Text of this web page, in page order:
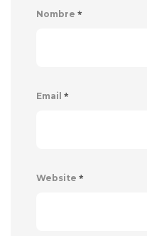
Nombre *
Email *
Website *